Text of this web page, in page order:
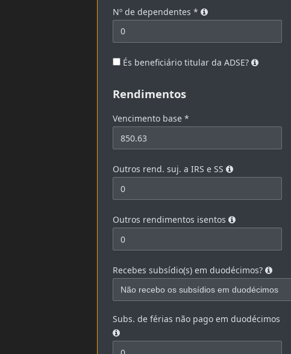
Nº de dependentes*
És beneficiário titular da ADSE?
Rendimentos
Vencimento base*
Outros rend. suj. a IRS e SS
Outros rendimentos isentos
Recebes subsídio(s) em duodécimos?
Subs. de férias não pago em duodécimos